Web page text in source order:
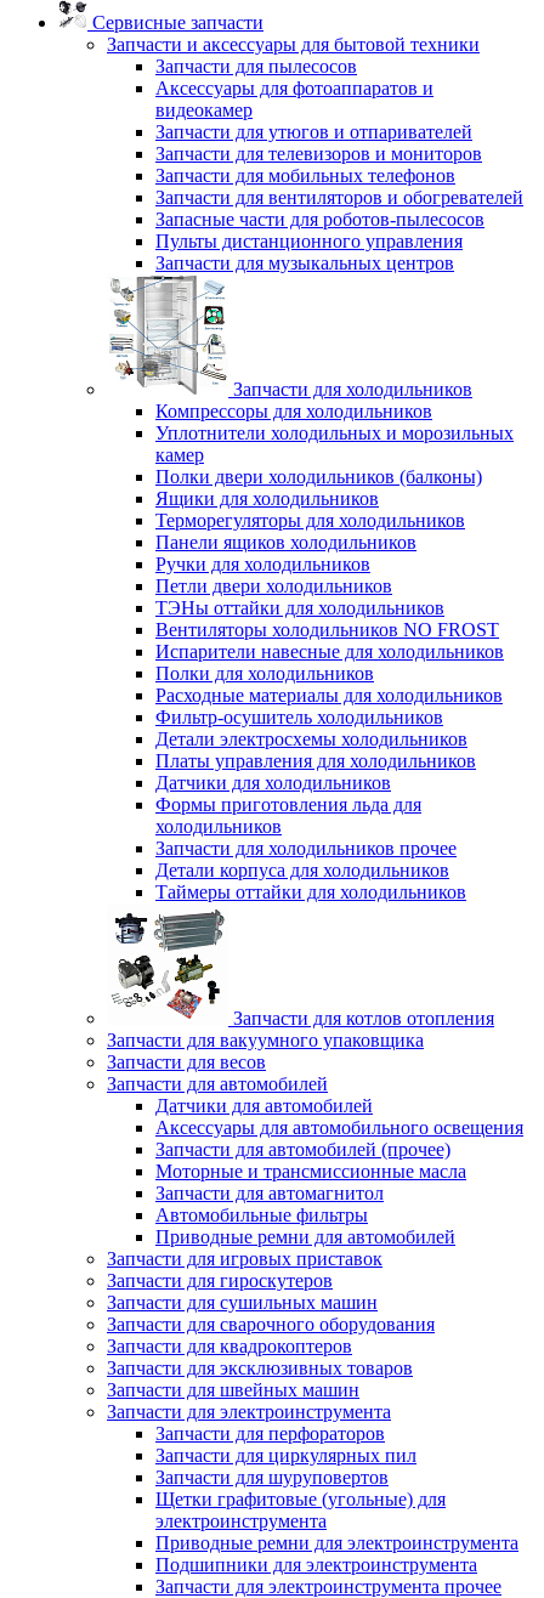
Сервисные запчасти
Запчасти и аксессуары для бытовой техники
Запчасти для пылесосов
Аксессуары для фотоаппаратов и
видеокамер
Запчасти для утюгов и отпаривателей
Запчасти для телевизоров и мониторов
Запчасти для мобильных телефонов
Запчасти для вентиляторов и обогревателей
Запасные части для роботов-пылесосов
Пульты дистанционного управления
Запчасти для музыкальных центров
Запчасти для холодильников
Компрессоры для холодильников
Уплотнители холодильных и морозильных
камер
Полки двери холодильников (балконы)
Ящики для холодильников
Терморегуляторы для холодильников
Панели ящиков холодильников
Ручки для холодильников
Петли двери холодильников
ТЭНы оттайки для холодильников
Вентиляторы холодильников NO FROST
Испарители навесные для холодильников
Полки для холодильников
Расходные материалы для холодильников
Фильтр-осушитель холодильников
Детали электросхемы холодильников
Платы управления для холодильников
Датчики для холодильников
Формы приготовления льда для
холодильников
Запчасти для холодильников прочее
Детали корпуса для холодильников
Таймеры оттайки для холодильников
Запчасти для котлов отопления
Запчасти для вакуумного упаковщика
Запчасти для весов
Запчасти для автомобилей
Датчики для автомобилей
Аксессуары для автомобильного освещения
Запчасти для автомобилей (прочее)
Моторные и трансмиссионные масла
Запчасти для автомагнитол
Автомобильные фильтры
Приводные ремни для автомобилей
Запчасти для игровых приставок
Запчасти для гироскутеров
Запчасти для сушильных машин
Запчасти для сварочного оборудования
Запчасти для квадрокоптеров
Запчасти для эксклюзивных товаров
Запчасти для швейных машин
Запчасти для электроинструмента
Запчасти для перфораторов
Запчасти для циркулярных пил
Запчасти для шуруповертов
Щетки графитовые (угольные) для
электроинструмента
Приводные ремни для электроинструмента
Подшипники для электроинструмента
Запчасти для электроинструмента прочее